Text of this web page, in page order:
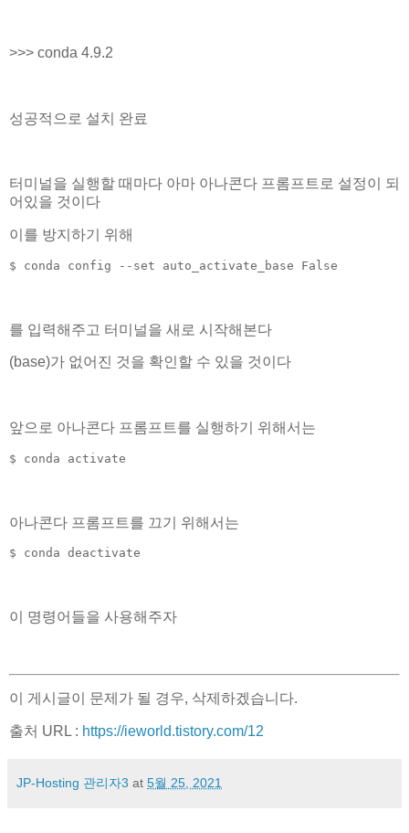
>>> conda 4.9.2
성공적으로 설치 완료
터미널을 실행할 때마다 아마 아나콘다 프롬프트로 설정이 되
어있을 것이다
이를 방지하기 위해
$ conda config --set auto_activate_base False
를 입력해주고 터미널을 새로 시작해본다
(base)가 없어진 것을 확인할 수 있을 것이다
앞으로 아나콘다 프롬프트를 실행하기 위해서는
$ conda activate
아나콘다 프롬프트를 끄기 위해서는
$ conda deactivate
이 명령어들을 사용해주자
이 게시글이 문제가 될 경우, 삭제하겠습니다.
출처 URL : https://ieworld.tistory.com/12
JP-Hosting 관리자3 at 5월 25, 2021